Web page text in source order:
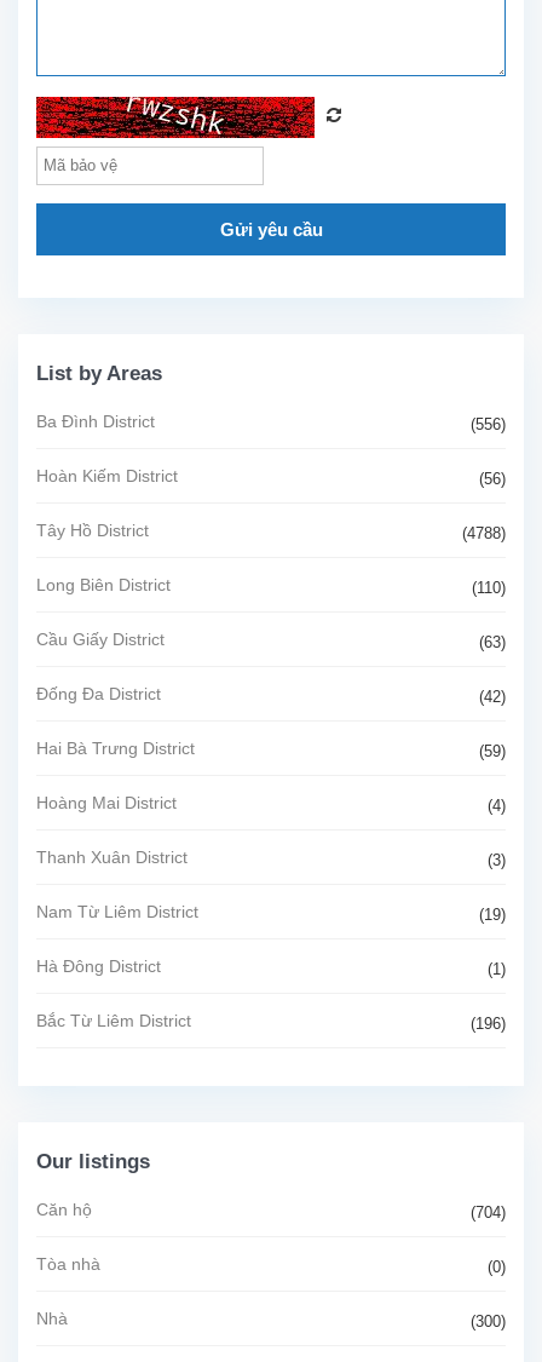
Gửi yêu cầu
List by Areas
Ba Đình District (556)
Hoàn Kiếm District (56)
Tây Hồ District (4788)
Long Biên District (110)
Cầu Giấy District (63)
Đống Đa District (42)
Hai Bà Trưng District (59)
Hoàng Mai District (4)
Thanh Xuân District (3)
Nam Từ Liêm District (19)
Hà Đông District (1)
Bắc Từ Liêm District (196)
Our listings
Căn hộ (704)
Tòa nhà (0)
Nhà (300)